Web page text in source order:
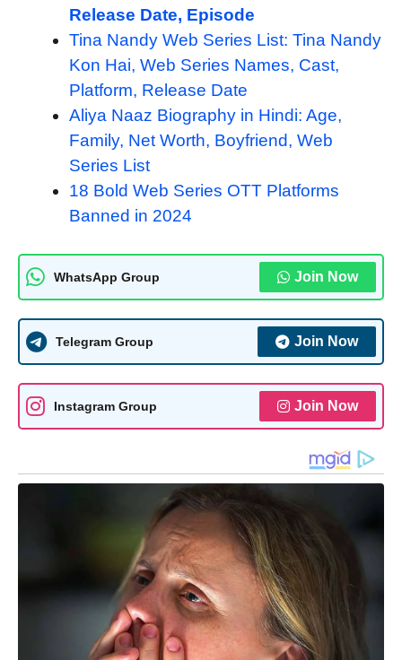
Release Date, Episode
Tina Nandy Web Series List: Tina Nandy
Kon Hai, Web Series Names, Cast,
Platform, Release Date
Aliya Naaz Biography in Hindi: Age,
Family, Net Worth, Boyfriend, Web
Series List
18 Bold Web Series OTT Platforms
Banned in 2024
WhatsApp Group Join Now
Telegram Group Join Now
Instagram Group Join Now